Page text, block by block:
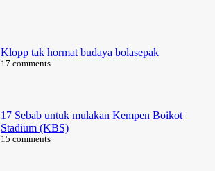
Klopp tak hormat budaya bolasepak
17 comments
17 Sebab untuk mulakan Kempen Boikot
Stadium (KBS)
15 comments